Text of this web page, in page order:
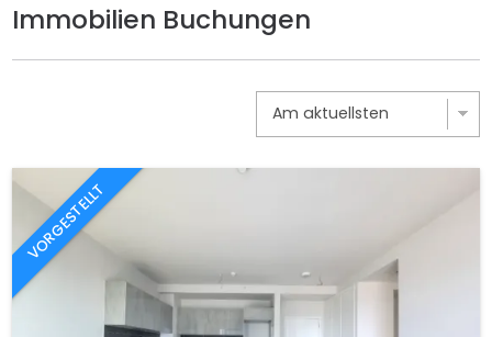
Immobilien Buchungen
VORGESTELLT